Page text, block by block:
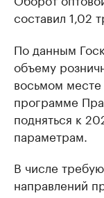
составил 1,02
По данным
объему
восьмом
программе
подняться к
параметрам.
В числе
направлений